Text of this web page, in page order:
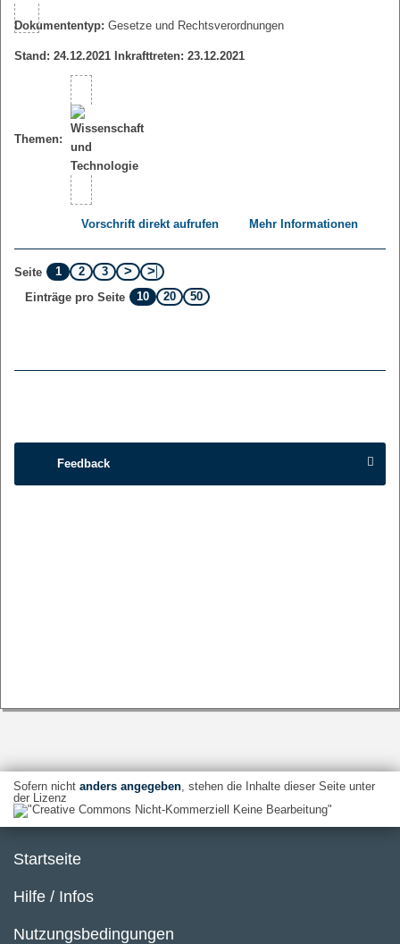
Dokumententyp: Gesetze und Rechtsverordnungen
Stand: 24.12.2021 Inkrafttreten: 23.12.2021
Themen:
Vorschrift direkt aufrufen Mehr Informationen
Seite 1 2
3
Einträge pro Seite
10 20 50
Feedback
Sofern nicht anders angegeben, stehen die Inhalte dieser Seite unter
der Lizenz
Startseite
Hilfe / Infos
Nutzungsbedingungen